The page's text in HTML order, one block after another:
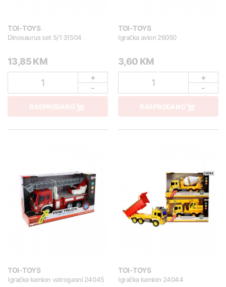
TOI-TOYS
Dinosaurus set 5/1 31504
13,85 KM
1
+
-
RASPRODANO
TOI-TOYS
Igračka avion 26050
3,60 KM
1
+
-
RASPRODANO
TOI-TOYS
Igračka kamion vatrogasni 24045
TOI-TOYS
Igračka kamion 24044